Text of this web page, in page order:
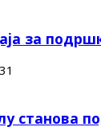
за
станова